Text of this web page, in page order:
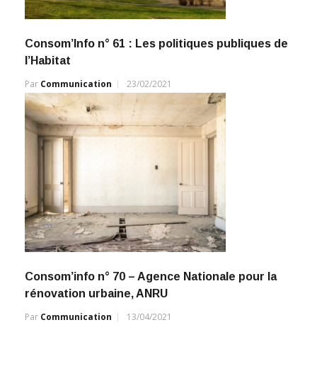
Consom’Info n° 61 : Les politiques publiques de
l’Habitat
Par Communication 23/02/2021
Consom’info n° 70 – Agence Nationale pour la
rénovation urbaine, ANRU
Par Communication 13/04/2021